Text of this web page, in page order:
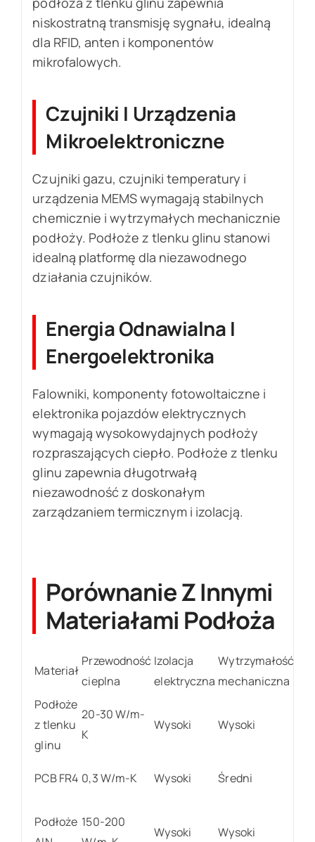
niskostratną transmisję sygnału, idealną
dla RFID, anten i komponentów
mikrofalowych.
Czujniki I Urządzenia
Mikroelektroniczne
Czujniki gazu, czujniki temperatury i
urządzenia MEMS wymagają stabilnych
chemicznie i wytrzymałych mechanicznie
podłoży. Podłoże z tlenku glinu stanowi
idealną platformę dla niezawodnego
działania czujników.
Energia Odnawialna I
Energoelektronika
Falowniki, komponenty fotowoltaiczne i
elektronika pojazdów elektrycznych
wymagają wysokowydajnych podłoży
rozpraszających ciepło. Podłoże z tlenku
glinu zapewnia długotrwałą
niezawodność z doskonałym
zarządzaniem termicznym i izolacją.
Porównanie Z Innymi
Materiałami Podłoża
Materiał
Przewodność
cieplna
Izolacja
elektryczna
Wytrzymałość
mechaniczna
Podłoże
z tlenku
glinu
20-30 W/m-
K
Wysoki Wysoki
PCB FR4 0,3 W/m-K Wysoki Średni
Podłoże 150-200
Wysoki Wysoki